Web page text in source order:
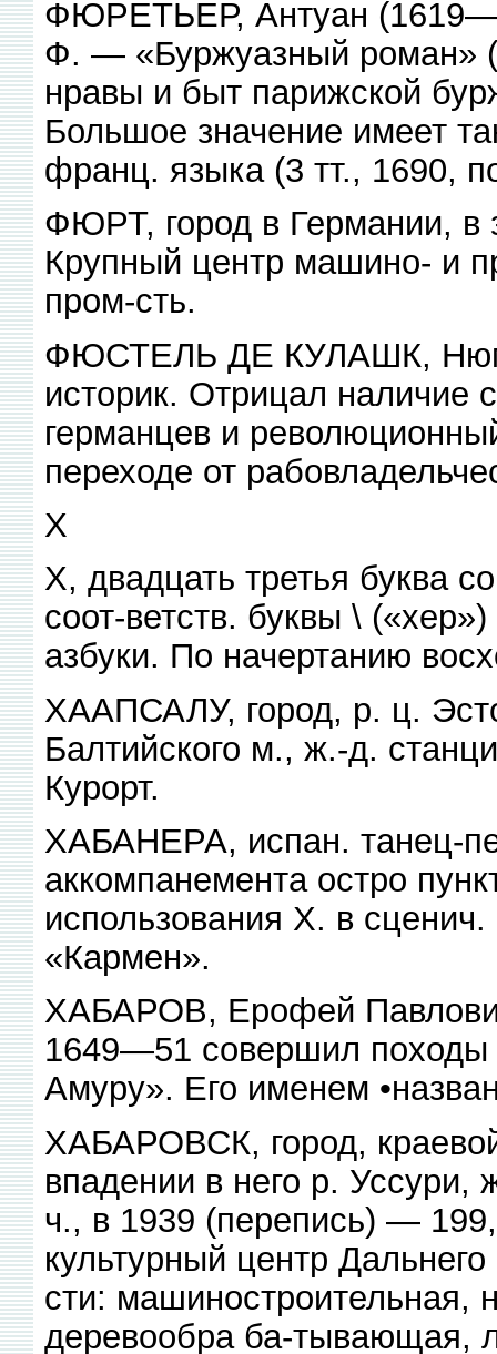
ФЮРЕТЬЕР, Антуан
Ф. — «Буржуазный роман»
нравы и быт парижской
Большое значение имеет
франц. языка (3 тт., 1690,
ФЮРТ, город в Германии, в
Крупный центр машино- и
пром-сть.
ФЮСТЕЛЬ ДЕ КУЛАШК,
историк. Отрицал наличие
германцев и
переходе от
X
X, двадцать третья буква
соот-ветств. буквы \
азбуки. По начертанию
ХААПСАЛУ, город, р. ц.
Балтийского м., ж.-д.
Курорт.
ХАБАНЕРА, испан. танец-
аккомпанемента остро
использования X. в
«Кармен».
ХАБАРОВ, Ерофей
1649—51 совершил походы
Амуру». Его именем
ХАБАРОВСК, город,
впадении в него р.
ч., в 1939 (перепись) —
культурный центр
сти:
деревообра ба-тывающая,